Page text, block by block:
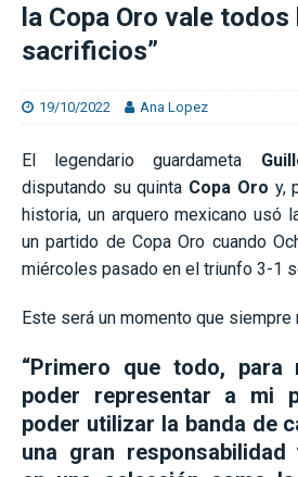
la Copa Oro vale todos
sacrificios”
19/10/2022 Ana Lopez
El legendario guardameta
disputando su quinta Copa Oro y,
historia, un arquero mexicano usó
un partido de Copa Oro cuando
miércoles pasado en el triunfo 3-1
Este será un momento que siempre
“Primero que todo,
poder representar a mi
poder utilizar la banda de
una gran responsabilidad